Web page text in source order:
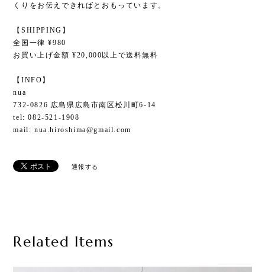
くりをお伝えできればとおもっています。
【SHIPPING】
全国一律 ¥980
お買い上げ金額 ¥20,000以上で送料無料
【INFO】
nua
732-0826 広島県広島市南区松川町6-14
tel: 082-521-1908
mail: nua.hiroshima@gmail.com
通報する
Related Items